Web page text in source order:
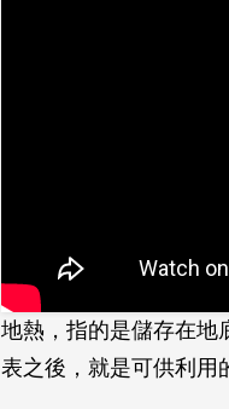
地熱，指的是儲存在地
表之後，就是可供利用